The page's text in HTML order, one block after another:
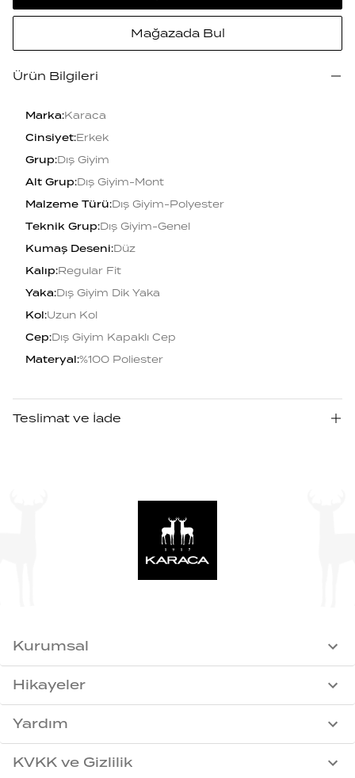
Mağazada Bul
Ürün Bilgileri
Marka:Karaca
Cinsiyet:Erkek
Grup:Dış Giyim
Alt Grup:Dış Giyim-Mont
Malzeme Türü:Dış Giyim-Polyester
Teknik Grup:Dış Giyim-Genel
Kumaş Deseni:Düz
Kalıp:Regular Fit
Yaka:Dış Giyim Dik Yaka
Kol:Uzun Kol
Cep:Dış Giyim Kapaklı Cep
Materyal:%100 Poliester
Teslimat ve İade
Kurumsal
Hikayeler
Yardım
KVKK ve Gizlilik